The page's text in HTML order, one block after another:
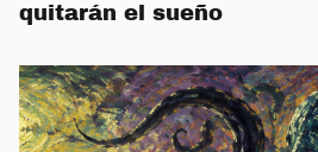
quitarán el sueño